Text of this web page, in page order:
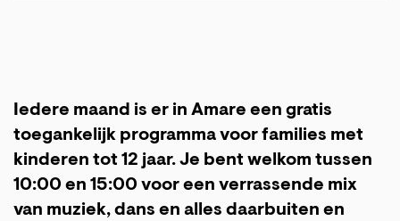
Iedere maand is er in Amare een gratis
toegankelijk programma voor families met
kinderen tot 12 jaar. Je bent welkom tussen
10:00 en 15:00 voor een verrassende mix
van muziek, dans en alles daarbuiten en